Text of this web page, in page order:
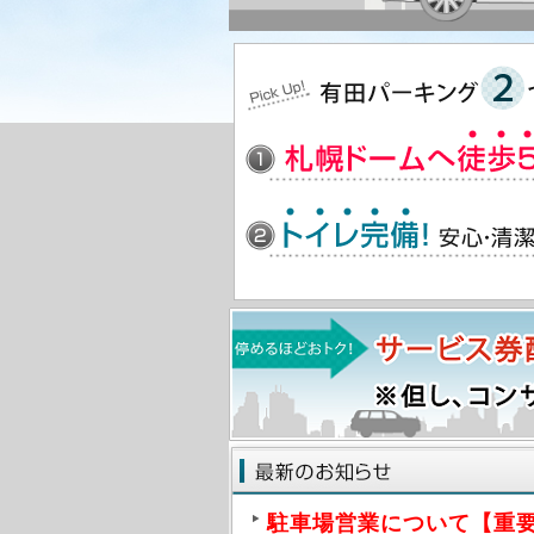
駐車場営業について【重